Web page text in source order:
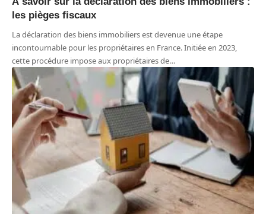
les pièges fiscaux
La déclaration des biens immobiliers est devenue une étape
incontournable pour les propriétaires en France. Initiée en 2023,
cette procédure impose aux propriétaires de…